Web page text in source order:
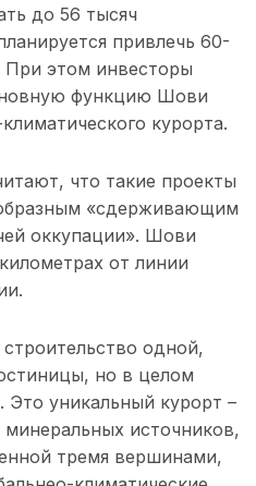
до 56 тысяч
привлечь 60-
этом инвесторы
функцию Шови
курорта.
что такие проекты
«сдерживающим
оккупации». Шови
от линии
одной,
но в целом
уникальный курорт –
минеральных источников,
тремя вершинами,